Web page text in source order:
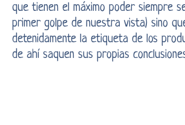
que tienen el máximo poder siempre
primer golpe de nuestra vista) sino
detenidamente la etiqueta de los
de ahí saquen sus propias